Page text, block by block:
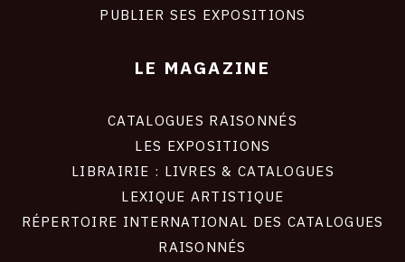
PUBLIER SES EXPOSITIONS
LE MAGAZINE
CATALOGUES RAISONNÉS
LES EXPOSITIONS
LIBRAIRIE : LIVRES & CATALOGUES
LEXIQUE ARTISTIQUE
RÉPERTOIRE INTERNATIONAL DES CATALOGUES
RAISONNÉS